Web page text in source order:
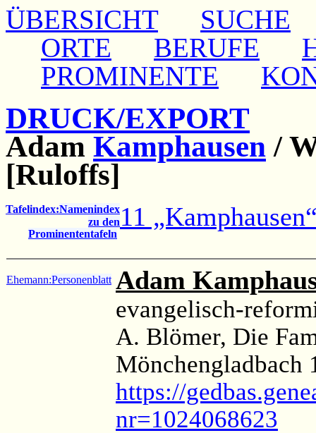
ÜBERSICHT
SUCHE
ORTE
BERUFE
PROMINENTE
DRUCK/EXPORT
Adam Kamphausen /
[Ruloffs]
Tafelindex:Namenindex
zu den
Prominententafeln
11
Ehemann:Personenblatt Adam
evangelisch-
A. Blömer, Die
Mönchengladbach
https://
nr=1024068623